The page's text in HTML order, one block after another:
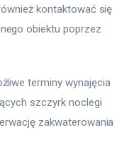
kontaktować się
obiektu poprzez
terminy wynajęcia
szczyrk noclegi
zakwaterowania